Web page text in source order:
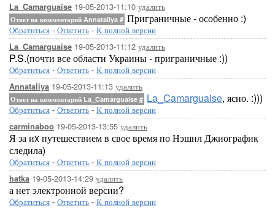
La_Camarguaise 19-05-2013-11:10 удалить
Ответ на комментарий Annataliya # Приграничные - особенно :)
Обратиться - Ответить - К полной версии
La_Camarguaise 19-05-2013-11:12 удалить
P.S.(почти все области Украины - приграничные :))
Обратиться - Ответить - К полной версии
Annataliya 19-05-2013-11:13 удалить
Ответ на комментарий La_Camarguaise # La_Camarguaise, ясно. :)))
Обратиться - Ответить - К полной версии
carminaboo 19-05-2013-13:55 удалить
Я за иx путешествием в свое время по Нэшнл Джиографик
следила)
Обратиться - Ответить - К полной версии
hatka 19-05-2013-14:29 удалить
а нет электронной версии?
Обратиться - Ответить - К полной версии